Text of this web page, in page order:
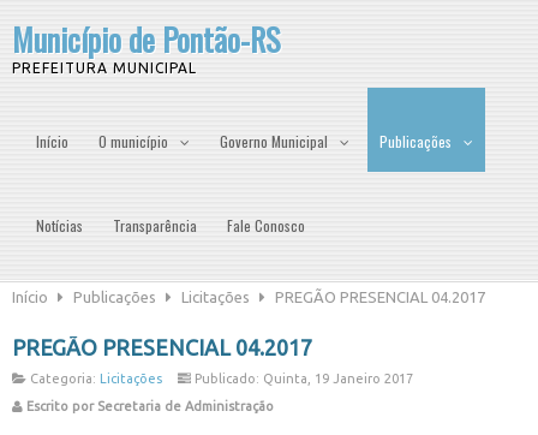
Município de Pontão-RS
PREFEITURA MUNICIPAL
Início O município Governo Municipal Publicações
Notícias Transparência Fale Conosco
Início Publicações Licitações PREGÃO PRESENCIAL 04.2017
PREGÃO PRESENCIAL 04.2017
Categoria: Licitações
Publicado: Quinta, 19 Janeiro 2017
Escrito por Secretaria de Administração